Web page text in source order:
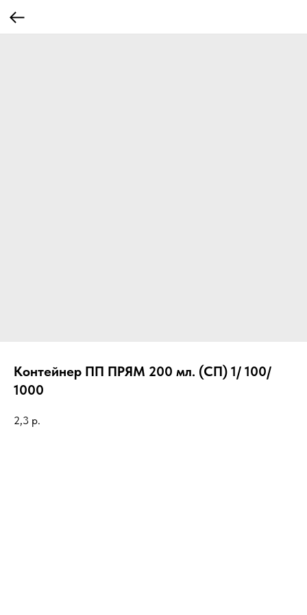
Контейнер ПП ПРЯМ 200 мл. (СП) 1/ 100/
1000
2,3 р.